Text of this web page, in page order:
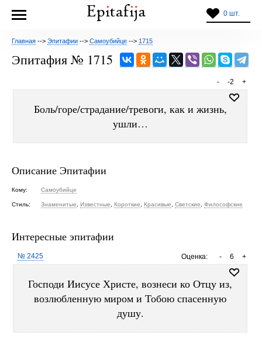
0 шт.
Главная --> Эпитафии --> Самоубийце --> 1715
Эпитафия № 1715
+
-2
-
Боль/горе/страдание/тревоги, как и жизнь,
ушли…
Описание Эпитафии
Кому: Самоубийце
Стиль: Знаменитые Известные Короткие Красивые Светские Философские
Интересные эпитафии
Оценка: +
6
-
№ 2425
Господи Иисусе Христе, вознеси ко Отцу из,
возлюбленную миром и Тобою спасенную
душу.